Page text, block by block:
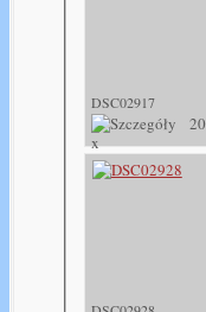
DSC02917
x